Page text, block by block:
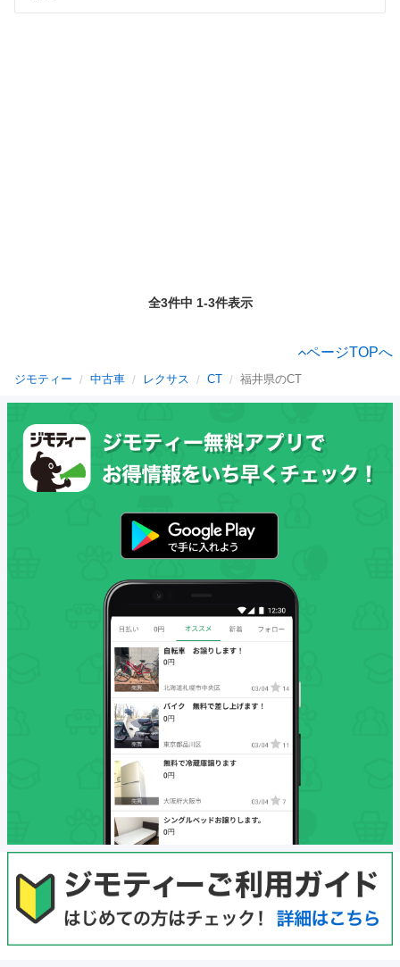
全3件中 1-3件表示
ページTOPへ
ジモティー 中古車 レクサス CT 福井県のCT